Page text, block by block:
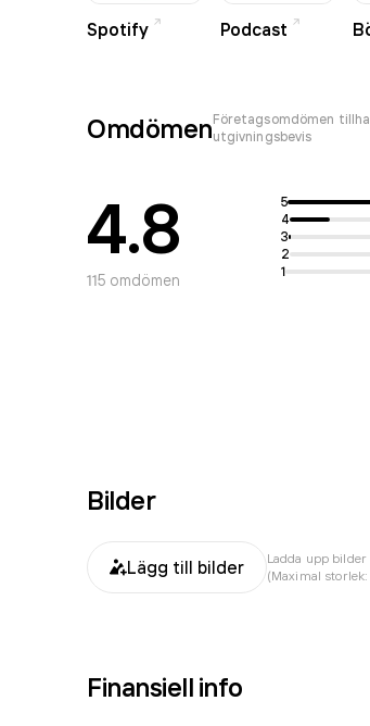
Spotify Podcast
OmdömenFöretagsomdömen
utgivningsbevis
4.8
115 omdömen
5
4
3
2
1
Bilder
Lägg till bilder
Ladda upp bilder
(Maximal
Finansiell info